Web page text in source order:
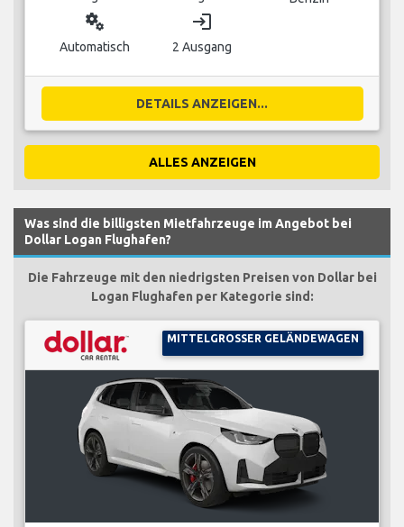
miscellaneous_services
Automatisch
login
2 Ausgang
DETAILS ANZEIGEN...
ALLES ANZEIGEN
Was sind die billigsten Mietfahrzeuge im Angebot bei
Dollar Logan Flughafen?
Die Fahrzeuge mit den niedrigsten Preisen von Dollar bei
Logan Flughafen per Kategorie sind:
MITTELGROSSER GELÄNDEWAGEN